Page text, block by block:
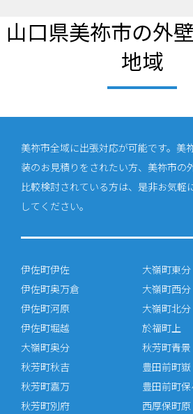
山口県美祢市の外
地域
美祢市全域に出張対応が可能です。美
装のお見積りをされたい方、美祢市の
比較検討されている方は、是非お気軽
してください。
伊佐町伊佐
伊佐町奥万倉
伊佐町河原
伊佐町堀越
大嶺町奥分
大嶺町東分
大嶺町西分
大嶺町北分
於福町上
秋芳町青景
秋芳町秋吉
秋芳町嘉万
秋芳町別府
豊田前町嶽
豊田前町保
西厚保町原